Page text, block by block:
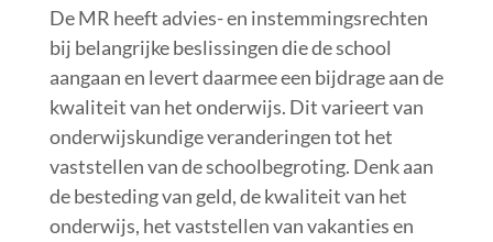
De MR heeft advies- en instemmingsrechten
bij belangrijke beslissingen die de school
aangaan en levert daarmee een bijdrage aan de
kwaliteit van het onderwijs. Dit varieert van
onderwijskundige veranderingen tot het
vaststellen van de schoolbegroting. Denk aan
de besteding van geld, de kwaliteit van het
onderwijs, het vaststellen van vakanties en